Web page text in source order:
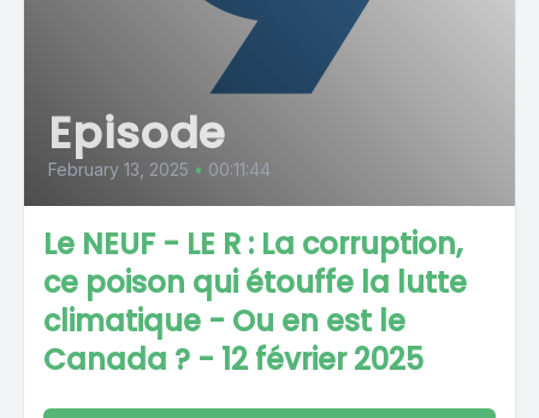
Episode
February 13, 2025 • 00:11:44
Le NEUF - LE R : La corruption,
ce poison qui étouffe la lutte
climatique - Ou en est le
Canada ? - 12 février 2025